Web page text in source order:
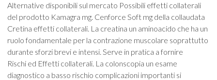
Alternative disponibili sul mercato Possibili effetti collaterali
del prodotto Kamagra mg. Cenforce Soft mg della collaudata
Cretina effetti collaterali. La creatina un aminoacido che ha un
ruolo fondamentale per la contrazione muscolare soprattutto
durante sforzi brevi e intensi. Serve in pratica a fornire
Rischi ed Effetti collaterali. La colonscopia un esame
diagnostico a basso rischio complicazioni importanti si